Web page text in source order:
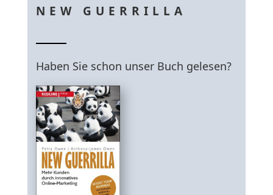
NEW GUERRILLA
Haben Sie schon unser Buch gelesen?